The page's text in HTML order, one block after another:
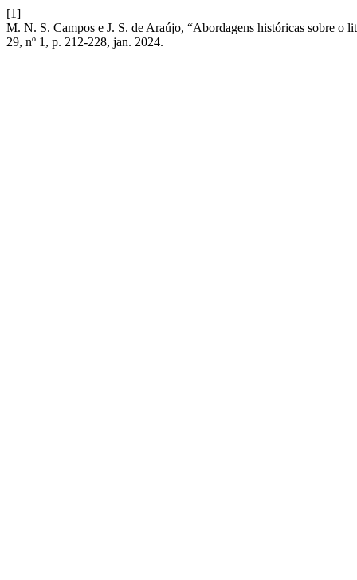
[1]
M. N. S. Campos e J. S. de Araújo, “Abordagens históricas sobre o
29, nº 1, p. 212-228, jan. 2024.